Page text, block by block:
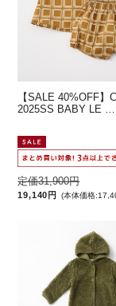
【SALE 40%OFF】
2025SS BABY LE …
定価31,900円
19,140円 (本体価格